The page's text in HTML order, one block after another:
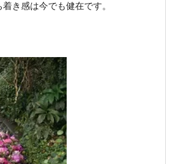
き感は今でも健在です。